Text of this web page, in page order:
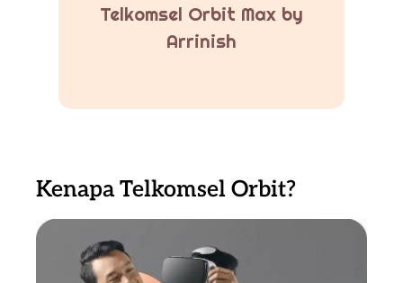
Telkomsel Orbit Max by
Arrinish
Kenapa Telkomsel Orbit?